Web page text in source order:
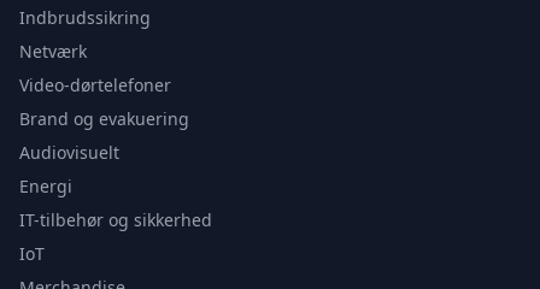
Indbrudssikring
Netværk
Video-dørtelefoner
Brand og evakuering
Audiovisuelt
Energi
IT-tilbehør og sikkerhed
IoT